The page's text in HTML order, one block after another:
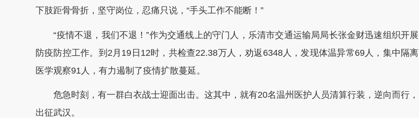
下肢距骨骨折，坚守岗位，忍痛只说，“手头工作不能断！”
“疫情不退，我们不退！”作为交通线上的守门人，乐清市交通运输局局长张金财迅速组织开展
防疫防控工作。到2月19日12时，共检查22.38万人，劝返6348人，发现体温异常69人，集中隔离
医学观察91人，有力遏制了疫情扩散蔓延。
危急时刻，有一群白衣战士迎面出击。这其中，就有20名温州医护人员清算行装，逆向而行，
出征武汉。